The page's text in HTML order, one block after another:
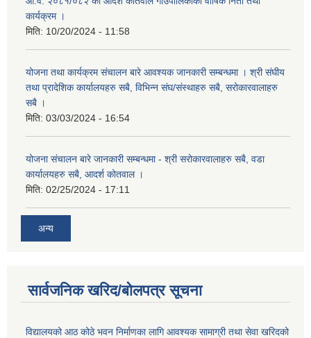
कार्यक्रम ।
मिति: 10/20/2024 - 11:58
योजना तथा कार्यक्रम संचालन बारे आवश्यक जानकारी सम्बन्धमा । श्री संघीय
तथा प्रादेशिक कार्यालयहरु सबै, विभिन्‍न संघ/संस्थाहरु सबै, सरोकारवालाहरु
सबै ।
मिति: 03/03/2024 - 16:54
योजना संचालन बारे जानकारी सम्बन्धमा - श्री सरोकारवालाहरु सबै, वडा
कार्यालयहरु सबै, आदर्श कोतवाल ।
मिति: 02/25/2024 - 17:11
अन्य
सार्वजनिक खरिद/बोलपत्र सूचना
विद्यालयको आठ कोठे भवन निर्माणका लागि आवश्यक सामाग्री तथा सेवा खरिदको